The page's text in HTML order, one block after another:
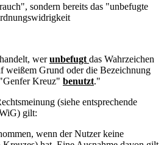
sondern bereits das "unbefugte
werunbefugt das Wahrzeichen
weißem Grund oder die Bezeichnung
Kreuz" benutzt."
(siehe entsprechende
gilt:
wenn der Nutzer keine